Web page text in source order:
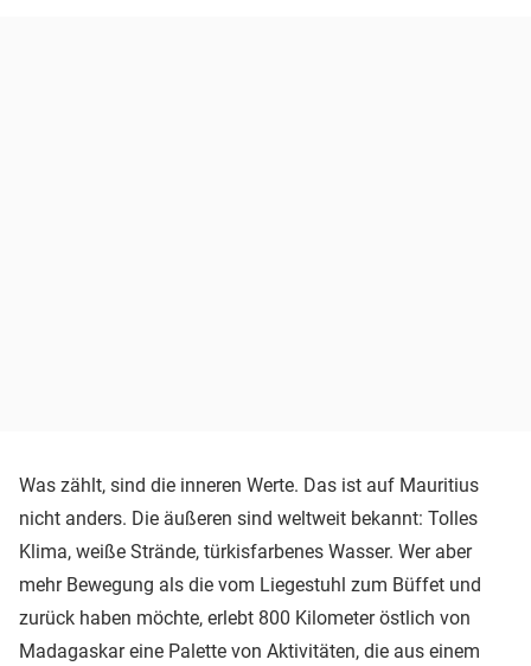
Was zählt, sind die inneren Werte. Das ist auf Mauritius
nicht anders. Die äußeren sind weltweit bekannt: Tolles
Klima, weiße Strände, türkisfarbenes Wasser. Wer aber
mehr Bewegung als die vom Liegestuhl zum Büffet und
zurück haben möchte, erlebt 800 Kilometer östlich von
Madagaskar eine Palette von Aktivitäten, die aus einem